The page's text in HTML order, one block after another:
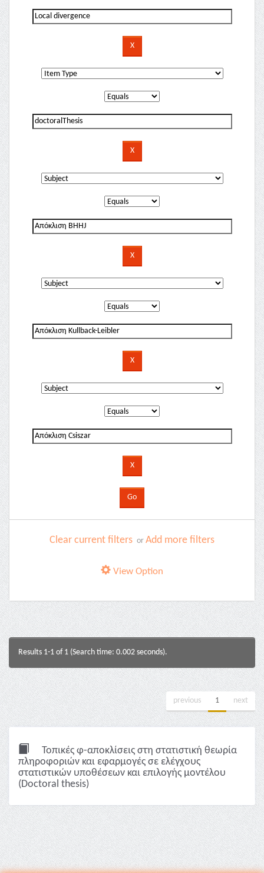
Clear current filters or Add more filters
View Option
Results 1-1 of 1 (Search time: 0.002 seconds).
previous 1 next
Τοπικές φ-αποκλίσεις στη στατιστική θεωρία
πληροφοριών και εφαρμογές σε ελέγχους
στατιστικών υποθέσεων και επιλογής μοντέλου
(Doctoral thesis)